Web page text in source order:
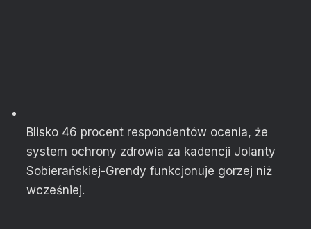
Blisko 46 procent respondentów ocenia, że
system ochrony zdrowia za kadencji Jolanty
Sobierańskiej-Grendy funkcjonuje gorzej niż
wcześniej.